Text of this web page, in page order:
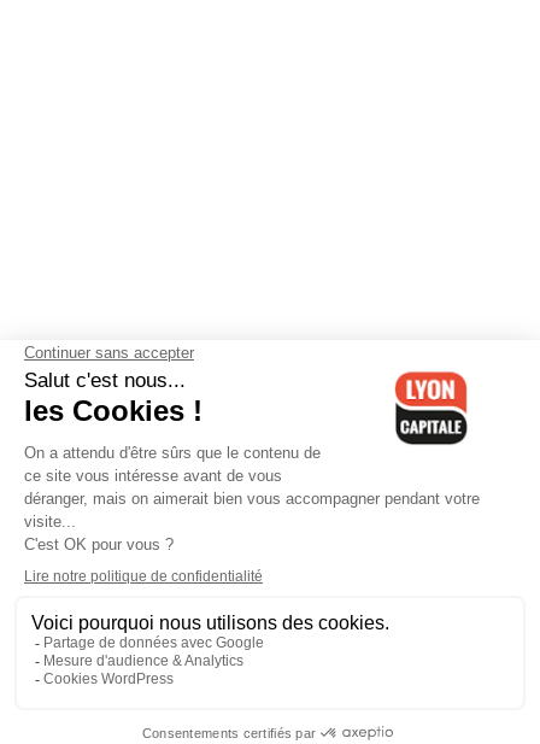
Contactez-nous-Mentions légales-CGV-Politique de
confidentialité-Gestion des cookies